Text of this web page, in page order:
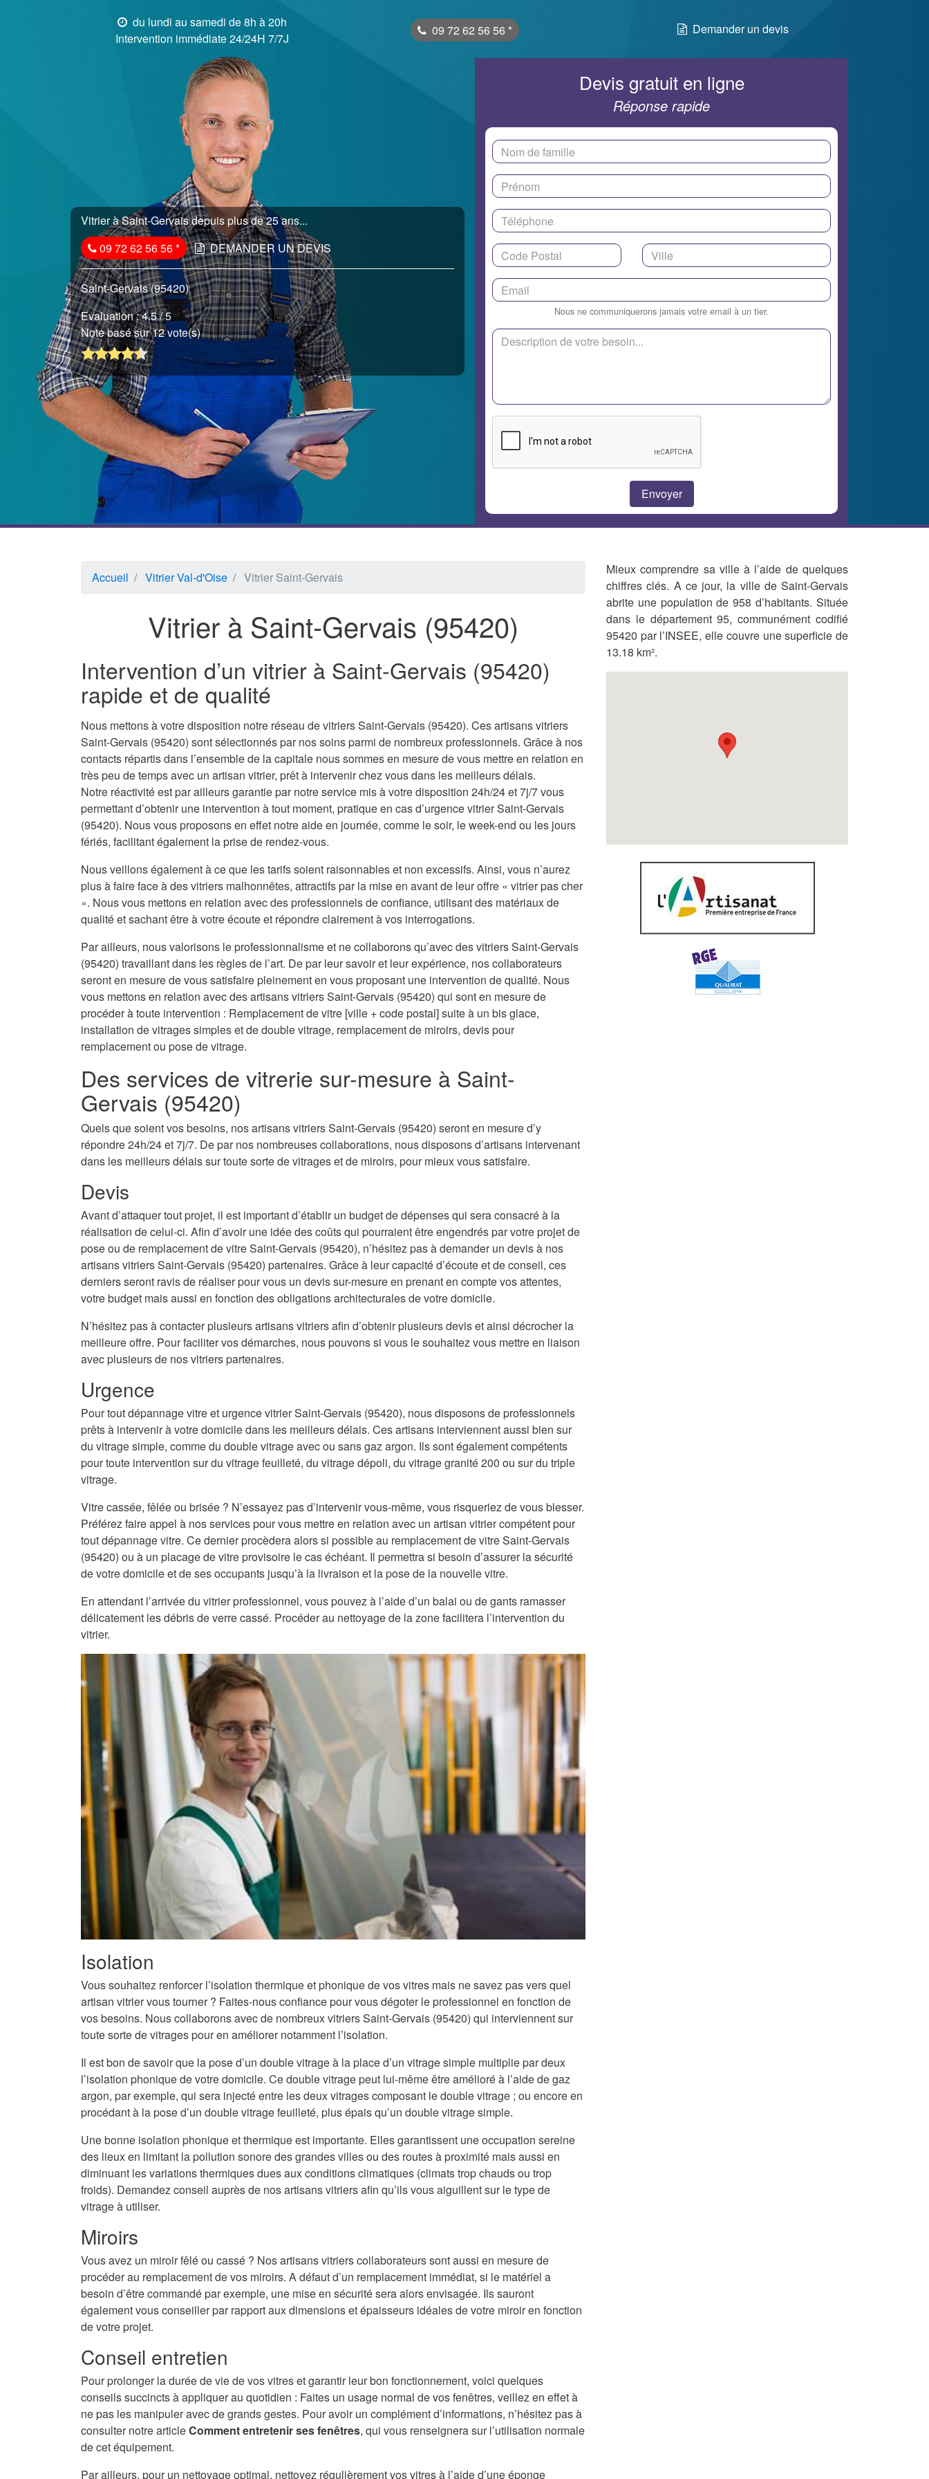
du lundi au samedi de 8h à 20h
Intervention immédiate 24/24H 7/7J
09 72 62 56 56 * Demander un devis
Vitrier à Saint-Gervais depuis plus de 25 ans...
09 72 62 56 56* DEMANDER UN DEVIS
Saint-Gervais (95420)
Evaluation :4.5/ 5
Note basé sur 12 vote(s)
Devis gratuit en ligne
Réponse rapide
Nous ne communiquerons jamais votre email à un tier.
Accueil Vitrier Val-d'Oise Vitrier Saint-Gervais
Vitrier à Saint-Gervais (95420)
Intervention d’un vitrier à Saint-Gervais (95420)
rapide et de qualité
Nous mettons à votre disposition notre réseau de vitriers Saint-Gervais (95420). Ces artisans vitriers
Saint-Gervais (95420) sont sélectionnés par nos soins parmi de nombreux professionnels. Grâce à nos
contacts répartis dans l’ensemble de la capitale nous sommes en mesure de vous mettre en relation en
très peu de temps avec un artisan vitrier, prêt à intervenir chez vous dans les meilleurs délais.
Notre réactivité est par ailleurs garantie par notre service mis à votre disposition 24h/24 et 7j/7 vous
permettant d’obtenir une intervention à tout moment, pratique en cas d’urgence vitrier Saint-Gervais
(95420). Nous vous proposons en effet notre aide en journée, comme le soir, le week-end ou les jours
fériés, facilitant également la prise de rendez-vous.
Nous veillons également à ce que les tarifs soient raisonnables et non excessifs. Ainsi, vous n’aurez
plus à faire face à des vitriers malhonnêtes, attractifs par la mise en avant de leur offre « vitrier pas cher
». Nous vous mettons en relation avec des professionnels de confiance, utilisant des matériaux de
qualité et sachant être à votre écoute et répondre clairement à vos interrogations.
Par ailleurs, nous valorisons le professionnalisme et ne collaborons qu’avec des vitriers Saint-Gervais
(95420) travaillant dans les règles de l’art. De par leur savoir et leur expérience, nos collaborateurs
seront en mesure de vous satisfaire pleinement en vous proposant une intervention de qualité. Nous
vous mettons en relation avec des artisans vitriers Saint-Gervais (95420) qui sont en mesure de
procéder à toute intervention : Remplacement de vitre [ville + code postal] suite à un bis glace,
installation de vitrages simples et de double vitrage, remplacement de miroirs, devis pour
remplacement ou pose de vitrage.
Des services de vitrerie sur-mesure à Saint-
Gervais (95420)
Quels que soient vos besoins, nos artisans vitriers Saint-Gervais (95420) seront en mesure d’y
répondre 24h/24 et 7j/7. De par nos nombreuses collaborations, nous disposons d’artisans intervenant
dans les meilleurs délais sur toute sorte de vitrages et de miroirs, pour mieux vous satisfaire.
Devis
Avant d’attaquer tout projet, il est important d’établir un budget de dépenses qui sera consacré à la
réalisation de celui-ci. Afin d’avoir une idée des coûts qui pourraient être engendrés par votre projet de
pose ou de remplacement de vitre Saint-Gervais (95420), n’hésitez pas à demander un devis à nos
artisans vitriers Saint-Gervais (95420) partenaires. Grâce à leur capacité d’écoute et de conseil, ces
derniers seront ravis de réaliser pour vous un devis sur-mesure en prenant en compte vos attentes,
votre budget mais aussi en fonction des obligations architecturales de votre domicile.
N’hésitez pas à contacter plusieurs artisans vitriers afin d’obtenir plusieurs devis et ainsi décrocher la
meilleure offre. Pour faciliter vos démarches, nous pouvons si vous le souhaitez vous mettre en liaison
avec plusieurs de nos vitriers partenaires.
Urgence
Pour tout dépannage vitre et urgence vitrier Saint-Gervais (95420), nous disposons de professionnels
prêts à intervenir à votre domicile dans les meilleurs délais. Ces artisans interviennent aussi bien sur
du vitrage simple, comme du double vitrage avec ou sans gaz argon. Ils sont également compétents
pour toute intervention sur du vitrage feuilleté, du vitrage dépoli, du vitrage granité 200 ou sur du triple
vitrage.
Vitre cassée, fêlée ou brisée ? N’essayez pas d’intervenir vous-même, vous risqueriez de vous blesser.
Préférez faire appel à nos services pour vous mettre en relation avec un artisan vitrier compétent pour
tout dépannage vitre. Ce dernier procèdera alors si possible au remplacement de vitre Saint-Gervais
(95420) ou à un placage de vitre provisoire le cas échéant. Il permettra si besoin d’assurer la sécurité
de votre domicile et de ses occupants jusqu’à la livraison et la pose de la nouvelle vitre.
En attendant l’arrivée du vitrier professionnel, vous pouvez à l’aide d’un balai ou de gants ramasser
délicatement les débris de verre cassé. Procéder au nettoyage de la zone facilitera l’intervention du
vitrier.
Isolation
Vous souhaitez renforcer l’isolation thermique et phonique de vos vitres mais ne savez pas vers quel
artisan vitrier vous tourner ? Faites-nous confiance pour vous dégoter le professionnel en fonction de
vos besoins. Nous collaborons avec de nombreux vitriers Saint-Gervais (95420) qui interviennent sur
toute sorte de vitrages pour en améliorer notamment l’isolation.
Il est bon de savoir que la pose d’un double vitrage à la place d’un vitrage simple multiplie par deux
l’isolation phonique de votre domicile. Ce double vitrage peut lui-même être amélioré à l’aide de gaz
argon, par exemple, qui sera injecté entre les deux vitrages composant le double vitrage ; ou encore en
procédant à la pose d’un double vitrage feuilleté, plus épais qu’un double vitrage simple.
Une bonne isolation phonique et thermique est importante. Elles garantissent une occupation sereine
des lieux en limitant la pollution sonore des grandes villes ou des routes à proximité mais aussi en
diminuant les variations thermiques dues aux conditions climatiques (climats trop chauds ou trop
froids). Demandez conseil auprès de nos artisans vitriers afin qu’ils vous aiguillent sur le type de
vitrage à utiliser.
Miroirs
Vous avez un miroir fêlé ou cassé ? Nos artisans vitriers collaborateurs sont aussi en mesure de
procéder au remplacement de vos miroirs. A défaut d’un remplacement immédiat, si le matériel a
besoin d’être commandé par exemple, une mise en sécurité sera alors envisagée. Ils sauront
également vous conseiller par rapport aux dimensions et épaisseurs idéales de votre miroir en fonction
de votre projet.
Conseil entretien
Pour prolonger la durée de vie de vos vitres et garantir leur bon fonctionnement, voici quelques
conseils succincts à appliquer au quotidien : Faites un usage normal de vos fenêtres, veillez en effet à
ne pas les manipuler avec de grands gestes. Pour avoir un complément d’informations, n’hésitez pas à
consulter notre articleComment entretenir ses fenêtres, qui vous renseignera sur l’utilisation normale
de cet équipement.
Par ailleurs, pour un nettoyage optimal, nettoyez régulièrement vos vitres à l’aide d’une éponge
Mieux comprendre sa ville à l’aide de quelques
chiffres clés. A ce jour, la ville de Saint-Gervais
abrite une population de 958 d’habitants. Située
dans le département 95, communément codifié
95420 par l’INSEE, elle couvre une superficie de
13.18 km².